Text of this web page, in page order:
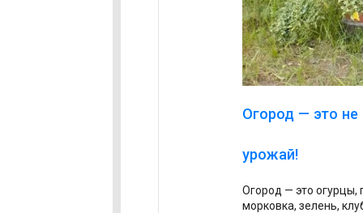
Огород — это не
урожай!
Огород — это огурцы,
морковка, зелень,